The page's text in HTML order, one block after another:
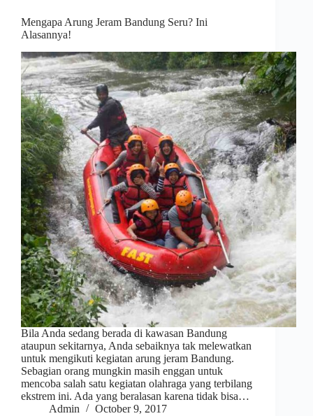
Mengapa Arung Jeram Bandung Seru? Ini
Alasannya!
Bila Anda sedang berada di kawasan Bandung
ataupun sekitarnya, Anda sebaiknya tak melewatkan
untuk mengikuti kegiatan arung jeram Bandung.
Sebagian orang mungkin masih enggan untuk
mencoba salah satu kegiatan olahraga yang terbilang
ekstrem ini. Ada yang beralasan karena tidak bisa…
Admin
October 9, 2017